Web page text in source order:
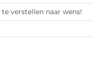
te verstellen naar wens!